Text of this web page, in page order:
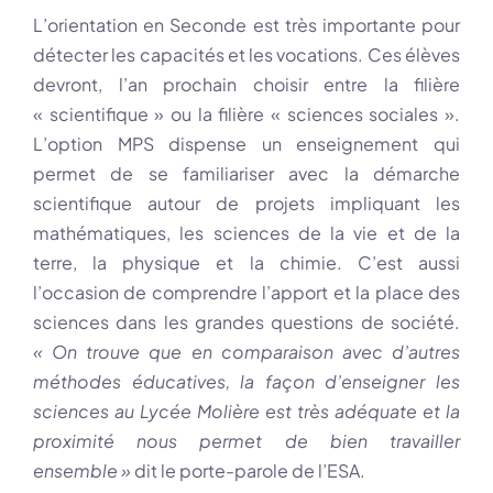
L’orientation en Seconde est très importante pour
détecter les capacités et les vocations. Ces élèves
devront, l’an prochain choisir entre la filière
« scientifique » ou la filière « sciences sociales ».
L’option MPS dispense un enseignement qui
permet de se familiariser avec la démarche
scientifique autour de projets impliquant les
mathématiques, les sciences de la vie et de la
terre, la physique et la chimie. C’est aussi
l’occasion de comprendre l’apport et la place des
sciences dans les grandes questions de société.
« On trouve que en comparaison avec d’autres
méthodes éducatives, la façon d’enseigner les
sciences au Lycée Molière est très adéquate et la
proximité nous permet de bien travailler
ensemble » dit le porte-parole de l’ESA.